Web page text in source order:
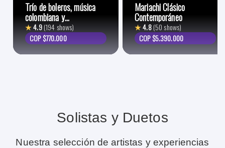
Trío de boleros, música
colombiana y
lationamericana
★4.9(194 shows)
COP $770.000
Mariachi Clásico
Contemporáneo
★4.8(50 shows)
COP $5.390.000
Solistas y Duetos
Nuestra selección de artistas y experiencias